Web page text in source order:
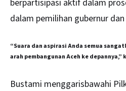
berpartisipasi aktif dalam
dalam pemilihan gubernur
“Suara dan aspirasi Anda semua
arah pembangunan Aceh ke depannya,”
Bustami menggarisbawahi